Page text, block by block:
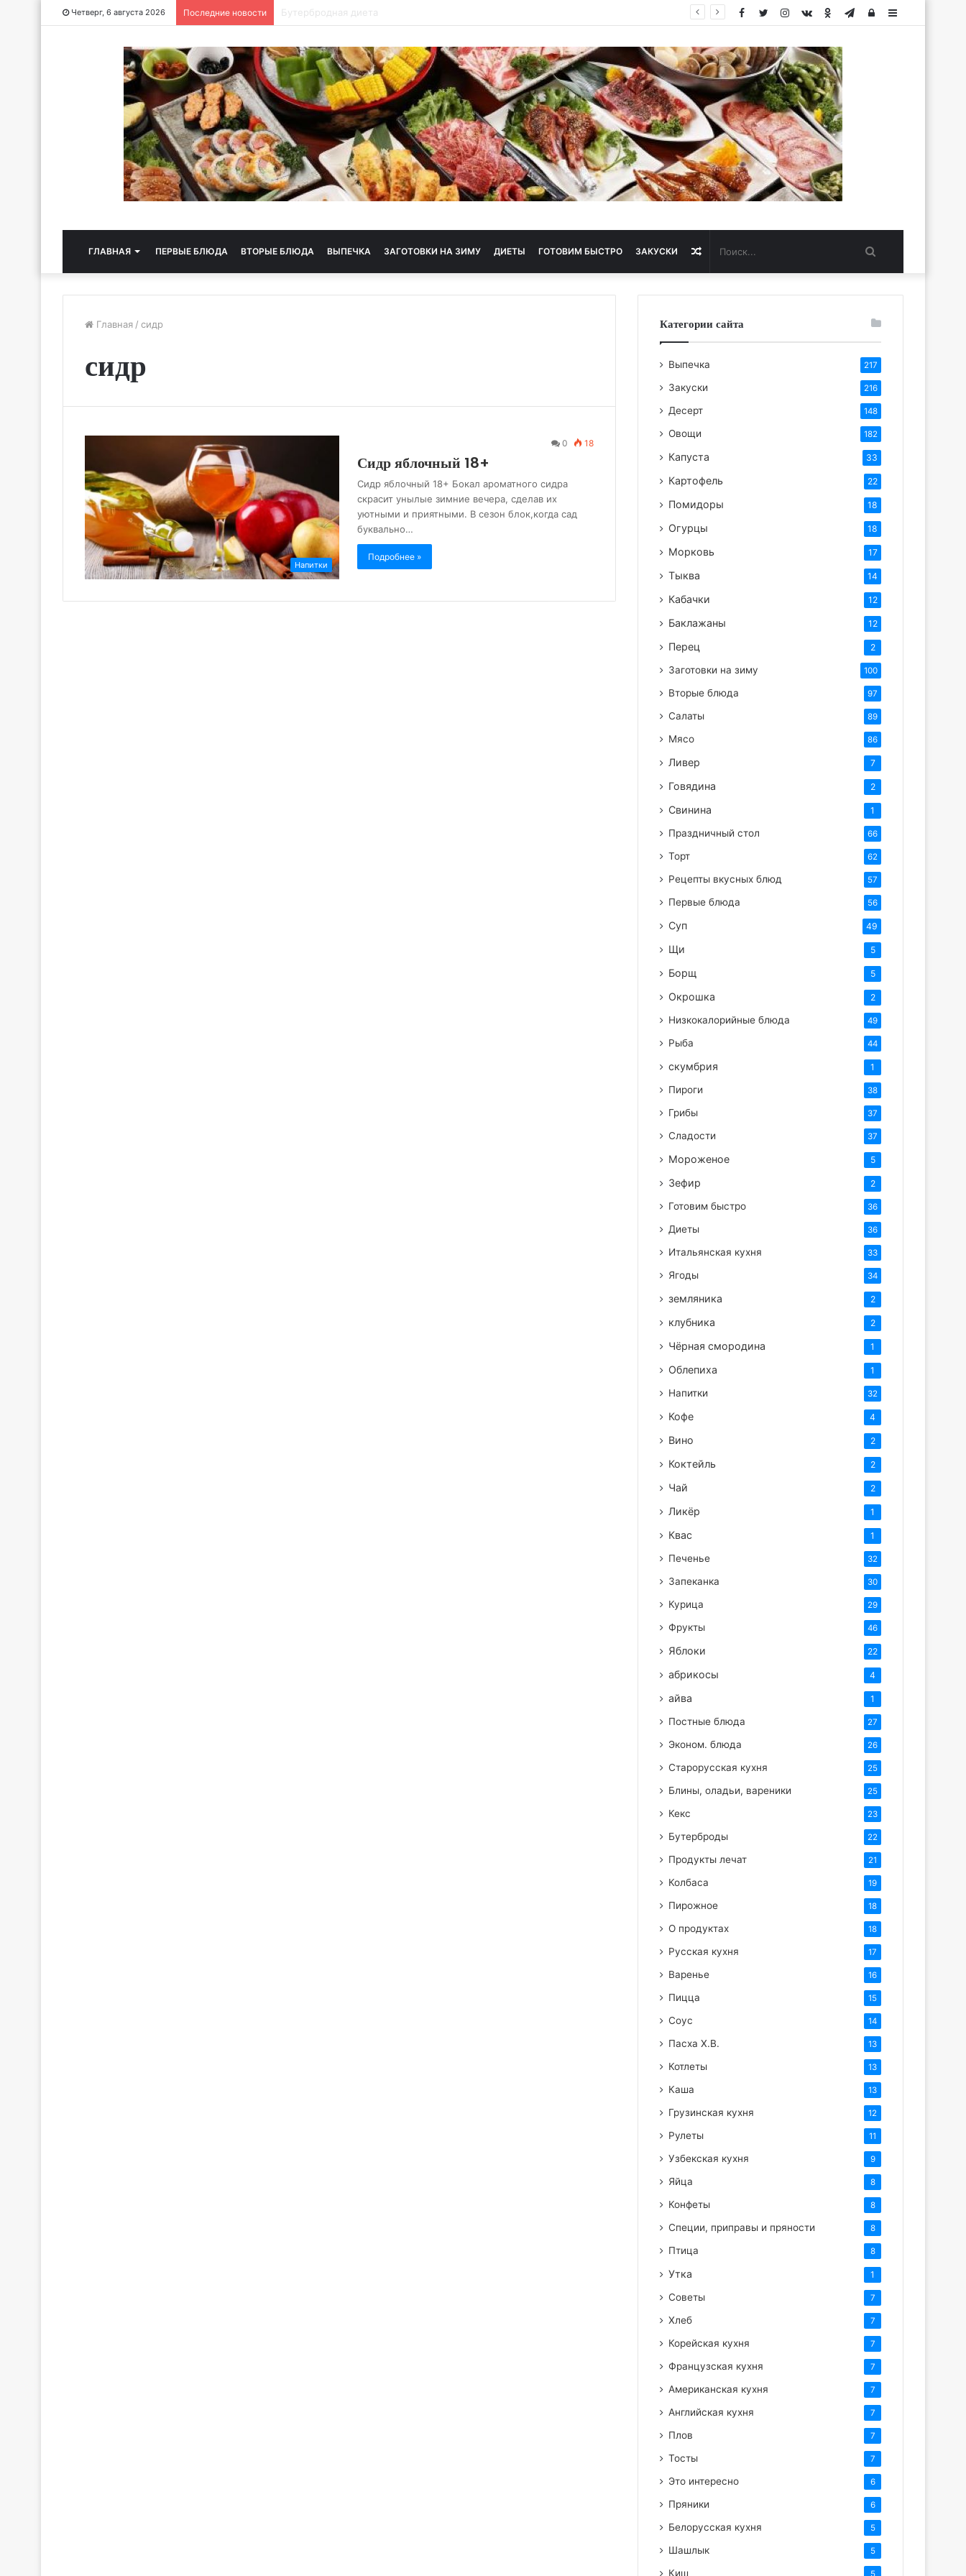
Четверг, 6 августа 2026 Последние новости Хлебная диета Sidebar
Авторизация
Telegram
Одноклассники
vk.com
Instagram
Twitter
Facebook
ГЛАВНАЯ ПЕРВЫЕ БЛЮДА ВТОРЫЕ БЛЮДА ВЫПЕЧКА ЗАГОТОВКИ НА ЗИМУ ДИЕТЫ ГОТОВИМ БЫСТРО ЗАКУСКИ Случайная
статья
Главная / сидр
сидр
Напитки
0 18
Сидр яблочный 18+
Сидр яблочный 18+ Бокал ароматного сидра
скрасит унылые зимние вечера, сделав их
уютными и приятными. В сезон блок,когда сад
буквально…
Подробнее »
Категории сайта
Выпечка 217
Закуски 216
Десерт 148
Овощи 182
Капуста 33
Картофель 22
Помидоры 18
Огурцы 18
Морковь 17
Тыква 14
Кабачки 12
Баклажаны 12
Перец 2
Заготовки на зиму 100
Вторые блюда 97
Салаты 89
Мясо 86
Ливер 7
Говядина 2
Свинина 1
Праздничный стол 66
Торт 62
Рецепты вкусных блюд 57
Первые блюда 56
Суп 49
Щи 5
Борщ 5
Окрошка 2
Низкокалорийные блюда 49
Рыба 44
скумбрия 1
Пироги 38
Грибы 37
Сладости 37
Мороженое 5
Зефир 2
Готовим быстро 36
Диеты 36
Итальянская кухня 33
Ягоды 34
земляника 2
клубника 2
Чёрная смородина 1
Облепиха 1
Напитки 32
Кофе 4
Вино 2
Коктейль 2
Чай 2
Ликёр 1
Квас 1
Печенье 32
Запеканка 30
Курица 29
Фрукты 46
Яблоки 22
абрикосы 4
айва 1
Постные блюда 27
Эконом. блюда 26
Старорусская кухня 25
Блины, оладьи, вареники 25
Кекс 23
Бутерброды 22
Продукты лечат 21
Колбаса 19
Пирожное 18
О продуктах 18
Русская кухня 17
Варенье 16
Пицца 15
Соус 14
Пасха Х.В. 13
Котлеты 13
Каша 13
Грузинская кухня 12
Рулеты 11
Узбекская кухня 9
Яйца 8
Конфеты 8
Специи, приправы и пряности 8
Птица 8
Утка 1
Советы 7
Хлеб 7
Корейская кухня 7
Французская кухня 7
Американская кухня 7
Английская кухня 7
Плов 7
Тосты 7
Это интересно 6
Пряники 6
Белорусская кухня 5
Шашлык 5
Киш 5